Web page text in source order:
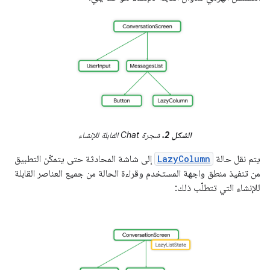
الشكل 2. شجرة Chat القابلة للإنشاء
يتم نقل حالة LazyColumn إلى شاشة المحادثة حتى يتمكّن التطبيق
من تنفيذ منطق واجهة المستخدم وقراءة الحالة من جميع العناصر القابلة
للإنشاء التي تتطلّب ذلك: